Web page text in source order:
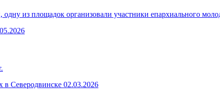
из площадок организовали участники епархиального
02.03.2026